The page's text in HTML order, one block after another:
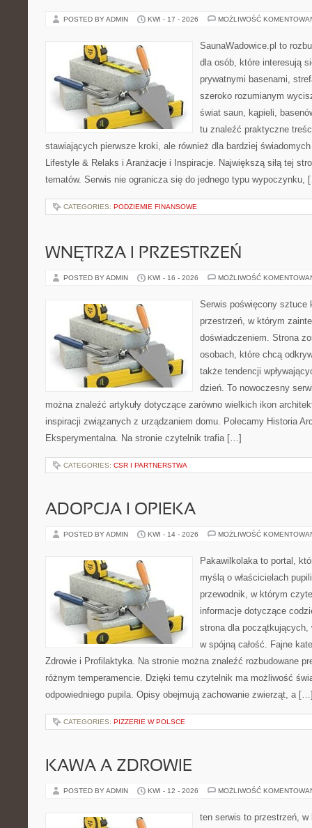
POSTED BY ADMIN KWI - 17 - 2026 MOŻLIWOŚĆ
SaunaWadowice.pl to
dla osób, które interesują
prywatnymi basenami,
szeroko rozumianym
świat saun, kąpieli,
tu znaleźć praktyczne
stawiających pierwsze kroki, ale również dla bardziej
Lifestyle & Relaks i Aranżacje i Inspiracje. Największą siłą tej
tematów. Serwis nie ogranicza się do jednego typu wypoczynku,
CATEGORIES: PODZIEMIE FINANSOWE
WNĘTRZA I PRZESTRZEŃ
POSTED BY ADMIN KWI - 16 - 2026 MOŻLIWOŚĆ
Serwis poświęcony sztuce
przestrzeń, w którym
doświadczeniem. Strona
osobach, które chcą
także tendencji
dzień. To nowoczesny
można znaleźć artykuły dotyczące zarówno wielkich ikon
inspiracji związanych z urządzaniem domu. Polecamy Historia
Eksperymentalna. Na stronie czytelnik trafia […]
CATEGORIES: CSR I PARTNERSTWA
ADOPCJA I OPIEKA
POSTED BY ADMIN KWI - 14 - 2026 MOŻLIWOŚĆ
Pakawilkolaka to portal,
myślą o właścicielach
przewodnik, w którym
informacje dotyczące
strona dla początkujących,
w spójną całość. Fajne
Zdrowie i Profilaktyka. Na stronie można znaleźć rozbudowane
różnym temperamencie. Dzięki temu czytelnik ma możliwość
odpowiedniego pupila. Opisy obejmują zachowanie zwierząt, a
CATEGORIES: PIZZERIE W POLSCE
KAWA A ZDROWIE
POSTED BY ADMIN KWI - 12 - 2026 MOŻLIWOŚĆ
ten serwis to przestrzeń,